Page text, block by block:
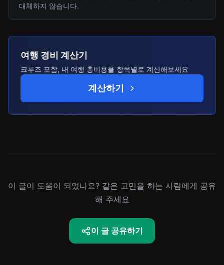
대체하지 않습니다.
여행 경비 계산기
크루즈 포함, 내 여행 총비용을 항목별로 계산해보세요
계산하기
이 글이 도움이 되었나요? 같은 고민을 하는 사람에게 공유
해 주세요
이 글 공유하기